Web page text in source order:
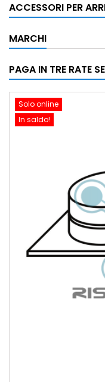
ACCESSORI PER
MARCHI
PAGA IN TRE RATE
Solo online
In saldo!